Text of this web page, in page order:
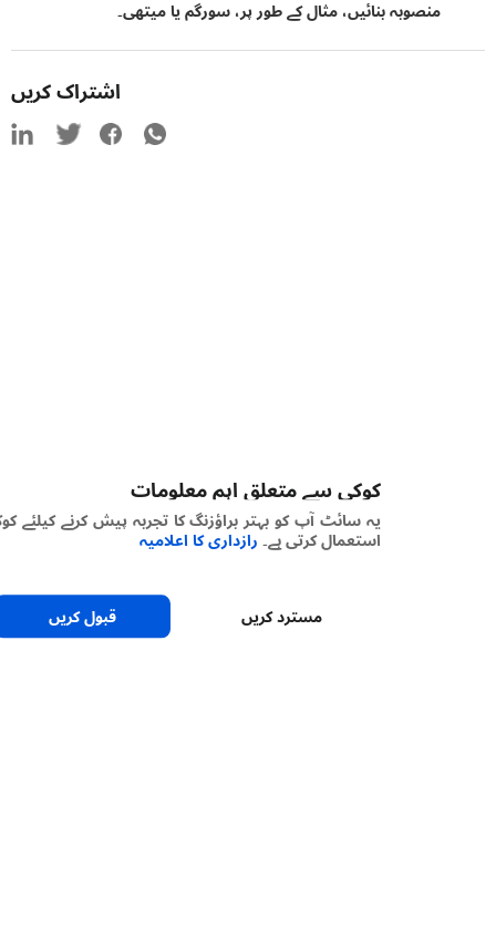
منصوبہ بنائیں، مثال کے طور پر، سورگم یا میتھی۔
اشتراک کریں
کوکی سے متعلق اہم معلومات
یہ سائٹ آپ کو بہتر براؤزنگ کا تجربہ پیش کرنے کیلئے کوکیز
استعمال کرتی ہے۔رازداری کا اعلامیہ
مسترد کریں قبول کریں